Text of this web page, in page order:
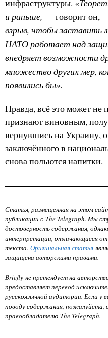
инфраструктуры.
и раньше, — говорит он,
взрыв, чтобы заставить
НАТО работает над
внедряет возможности
множество других мер,
появились бы».
Правда, всё это может не
признают виновным,
вернувшись на Украину,
заключённого в
снова польются напитки.
Статья, размещенная на этом
публикации с The Telegraph. Мы
достоверность содержания,
интерпретации, отличающиеся от
текста. Оригинальная статья
защищена авторскими правами.
Briefly не претендует на
предоставляет перевод
русскоязычной аудитории. Если у
поводу содержания, пожалуйста,
правообладателю The Telegraph.